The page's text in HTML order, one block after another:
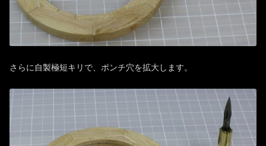
さらに自製極短キリで、ポンチ穴を拡大します。